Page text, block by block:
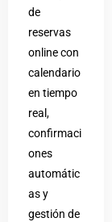
de
reservas
online con
calendario
en tiempo
real,
confirmaci
ones
automátic
as y
gestión de